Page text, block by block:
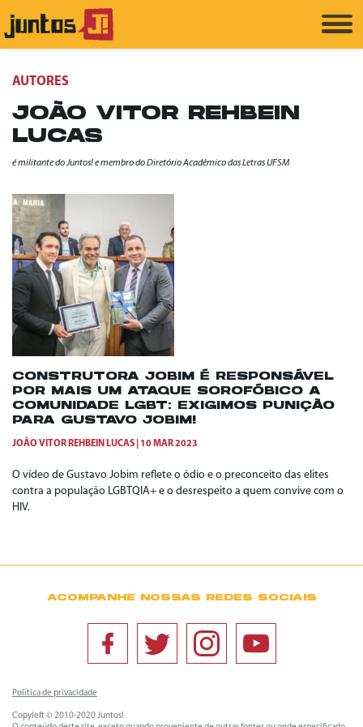
AUTORES
JOÃO VITOR REHBEIN
LUCAS
é militante do Juntos! e membro do Diretório Acadêmico das Letras UFSM
CONSTRUTORA JOBIM É RESPONSÁVEL
POR MAIS UM ATAQUE SOROFÓBICO A
COMUNIDADE LGBT: EXIGIMOS PUNIÇÃO
PARA GUSTAVO JOBIM!
JOÃO VITOR REHBEIN LUCAS 10 MAR 2023
O vídeo de Gustavo Jobim reflete o ódio e o preconceito das elites
contra a população LGBTQIA+ e o desrespeito a quem convive com o
HIV.
ACOMPANHE NOSSAS REDES SOCIAIS
Política de privacidade
Copyleft © 2010-2020 Juntos!